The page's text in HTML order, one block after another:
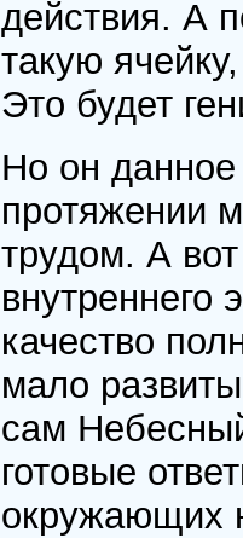
действия. А
такую
Это будет
Но он данное
протяжении
трудом. А
внутреннего
качество
мало
сам
готовые
окружающих